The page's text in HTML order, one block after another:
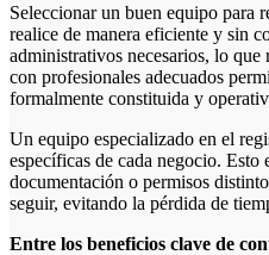
Seleccionar un buen equipo para registrar una empresa paso a paso es fundamental para garantizar que todo el proceso se
realice de manera eficiente y sin
administrativos necesarios, lo
con profesionales adecuados
formalmente constituida y
Un equipo especializado en el
específicas de cada negocio. Esto
documentación o permisos
seguir, evitando la pérdida de
Entre los beneficios clave de